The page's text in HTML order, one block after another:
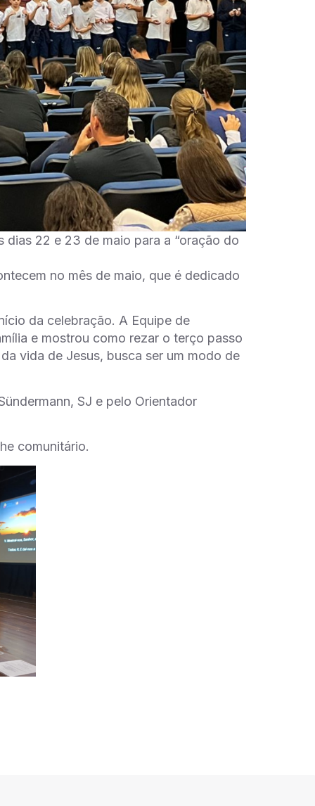
dias 22 e 23 de maio para a “oração do
no mês de maio, que é dedicado
da celebração. A Equipe de
e mostrou como rezar o terço passo
vida de Jesus, busca ser um modo de
SJ e pelo Orientador
comunitário.